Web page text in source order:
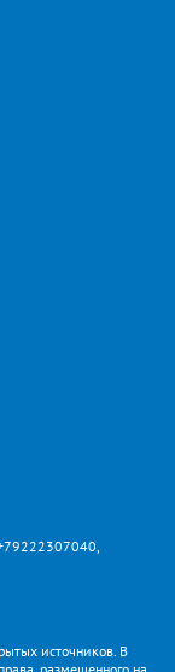
источников. В